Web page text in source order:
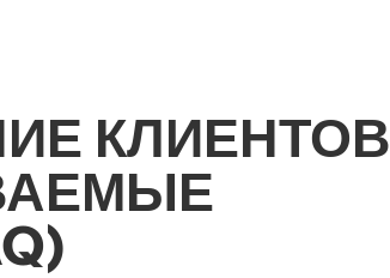
КЛИЕНТОВ